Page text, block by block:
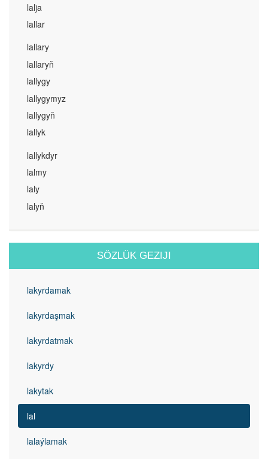
lalja
lallar
lallary
lallaryň
lallygy
lallygymyz
lallygyň
lallyk
lallykdyr
lalmy
laly
lalyň
SÖZLÜK GEZIJI
lakyrdamak
lakyrdaşmak
lakyrdatmak
lakyrdy
lakytak
lal
lalaýlamak